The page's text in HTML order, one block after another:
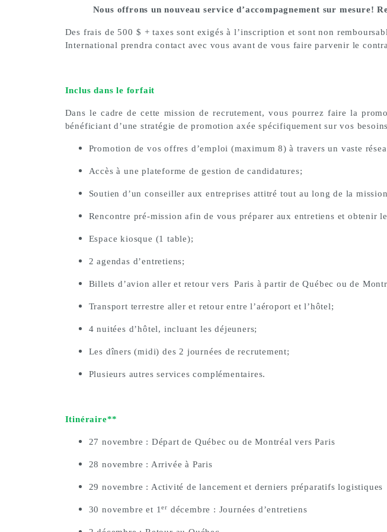
Nous offrons un nouveau service d’accompagnement sur mesure!
Des frais de 500 $ + taxes sont exigés à l’inscription et sont non
International prendra contact avec vous avant de vous faire parvenir le
Inclus dans le forfait
Dans le cadre de cette mission de recrutement, vous pourrez faire la
bénéficiant d’une stratégie de promotion axée spécifiquement sur vos
Promotion de vos offres d’emploi (maximum 8) à travers un vaste
Accès à une plateforme de gestion de candidatures;
Soutien d’un conseiller aux entreprises attitré tout au long de la
Rencontre pré-mission afin de vous préparer aux entretiens et obtenir
Espace kiosque (1 table);
2 agendas d’entretiens;
Billets d’avion aller et retour vers Paris à partir de Québec ou de
Transport terrestre aller et retour entre l’aéroport et l’hôtel;
4 nuitées d’hôtel, incluant les déjeuners;
Les dîners (midi) des 2 journées de recrutement;
Plusieurs autres services complémentaires.
Itinéraire**
27 novembre : Départ de Québec ou de Montréal vers Paris
28 novembre : Arrivée à Paris
29 novembre : Activité de lancement et derniers préparatifs logistiques
30 novembre et 1er décembre : Journées d’entretiens